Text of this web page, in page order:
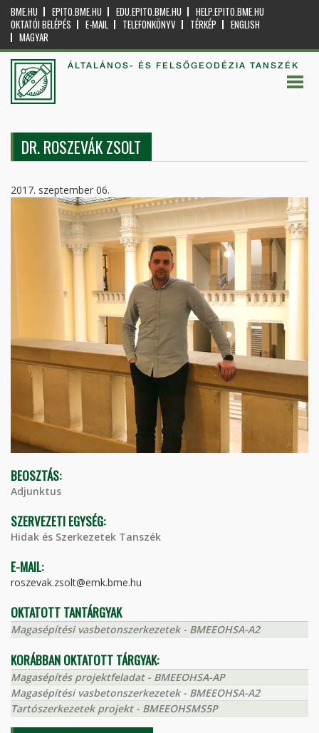
BME.HU EPITO.BME.HU EDU.EPITO.BME.HU
HELP.EPITO.BME.HU
OKTATÓI BELÉPÉS
E-MAIL TELEFONKÖNYV TÉRKÉP
ENGLISH
MAGYAR
ÁLTALÁNOS- ÉS FELSŐGEODÉZIA TANSZÉK
DR. ROSZEVÁK ZSOLT
2017. szeptember 06.
BEOSZTÁS:
Adjunktus
SZERVEZETI EGYSÉG:
Hidak és Szerkezetek Tanszék
E-MAIL:
roszevak.zsolt@emk.bme.hu
OKTATOTT TANTÁRGYAK
Magasépítési vasbetonszerkezetek - BMEEOHSA-A2
KORÁBBAN OKTATOTT TÁRGYAK:
Magasépítés projektfeladat - BMEEOHSA-AP
Magasépítési vasbetonszerkezetek - BMEEOHSA-A2
Tartószerkezetek projekt - BMEEOHSMS5P